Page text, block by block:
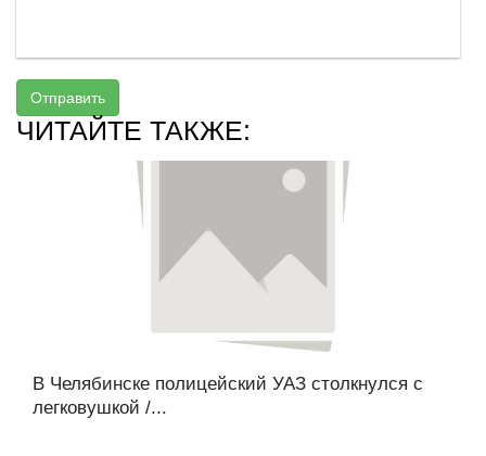
Отправить
ЧИТАЙТЕ ТАКЖЕ:
В Челябинске полицейский УАЗ столкнулся с
легковушкой /...